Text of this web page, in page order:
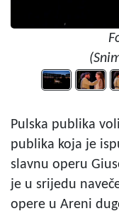
Pulska publika
publika koja je
slavnu operu
je u srijedu
opere u Areni